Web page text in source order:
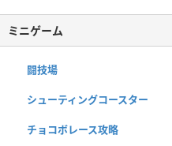
ミニゲーム
闘技場
シューティングコースター
チョコボレース攻略